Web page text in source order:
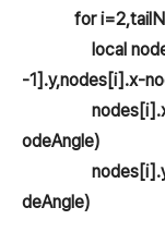
for
local
-1].y,nodes[i].x-
nodes[i].x =
odeAngle)
nodes[i].y =
deAngle)